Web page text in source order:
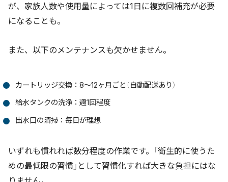
が、家族人数や使用量によっては1日に複数回補充が必要
になることも。
また、以下のメンテナンスも欠かせません。
カートリッジ交換：8〜12ヶ月ごと（自動配送あり）
給水タンクの洗浄：週1回程度
出水口の清掃：毎日が理想
いずれも慣れれば数分程度の作業です。「衛生的に使うた
めの最低限の習慣」として習慣化すれば大きな負担にはな